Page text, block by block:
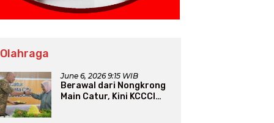
June 6, 2026 9:15 WIB
Berawal dari Nongkrong
Main Catur, Kini KCCCI